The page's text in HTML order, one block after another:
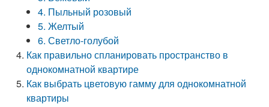
4. Пыльный розовый
5. Желтый
6. Светло-голубой
Как правильно спланировать пространство в
однокомнатной квартире
Как выбрать цветовую гамму для однокомнатной
квартиры